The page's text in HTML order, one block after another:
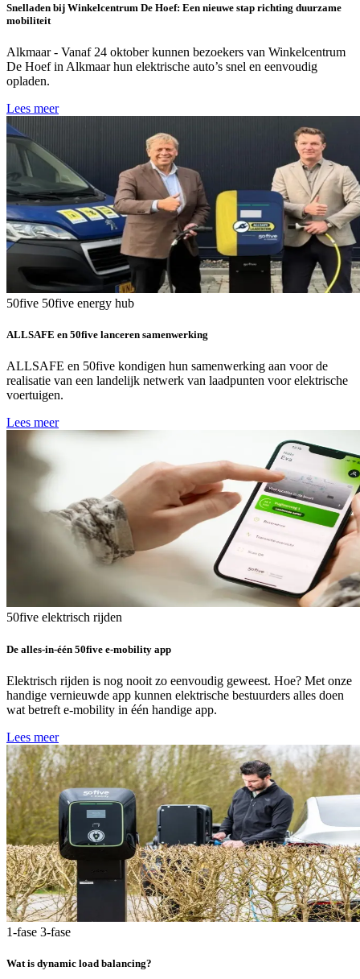
Snelladen bij Winkelcentrum De Hoef: Een nieuwe stap richting duurzame
mobiliteit
Alkmaar - Vanaf 24 oktober kunnen bezoekers van Winkelcentrum
De Hoef in Alkmaar hun elektrische auto’s snel en eenvoudig
opladen.
Lees meer
50five 50five energy hub
ALLSAFE en 50five lanceren samenwerking
ALLSAFE en 50five kondigen hun samenwerking aan voor de
realisatie van een landelijk netwerk van laadpunten voor elektrische
voertuigen.
Lees meer
50five elektrisch rijden
De alles-in-één 50five e-mobility app
Elektrisch rijden is nog nooit zo eenvoudig geweest. Hoe? Met onze
handige vernieuwde app kunnen elektrische bestuurders alles doen
wat betreft e-mobility in één handige app.
Lees meer
1-fase 3-fase
Wat is dynamic load balancing?